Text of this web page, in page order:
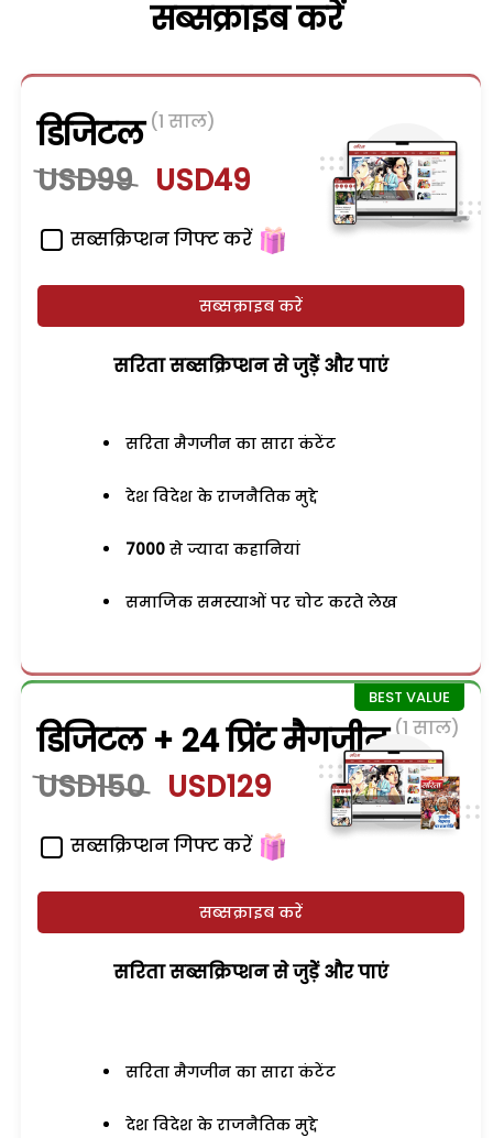
सब्सक्राइब करें
डिजिटल (1 साल)
USD99 USD49
सब्सक्रिप्शन गिफ्ट करें
सब्सक्राइब करें
सरिता सब्सक्रिप्शन से जुड़ेें और पाएं
सरिता मैगजीन का सारा कंटेंट
देश विदेश के राजनैतिक मुद्दे
7000 से ज्यादा कहानियां
समाजिक समस्याओं पर चोट करते लेख
डिजिटल + 24 प्रिंट मैगजीन (1 साल)
USD150 USD129
सब्सक्रिप्शन गिफ्ट करें
सब्सक्राइब करें
सरिता सब्सक्रिप्शन से जुड़ेें और पाएं
सरिता मैगजीन का सारा कंटेंट
देश विदेश के राजनैतिक मुद्दे